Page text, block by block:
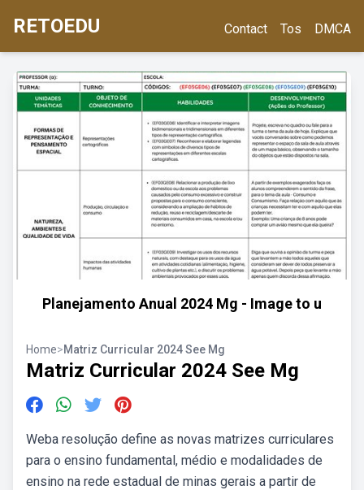
RETOEDU Contact Tos DMCA
Planejamento Anual 2024 Mg - Image to u
Home>Matriz Curricular 2024 See Mg
Matriz Curricular 2024 See Mg
Weba resolução define as novas matrizes curriculares
para o ensino fundamental, médio e modalidades de
ensino na rede estadual de minas gerais a partir de